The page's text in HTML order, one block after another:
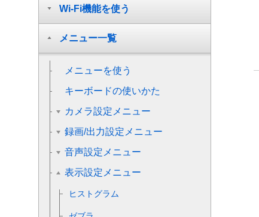
Wi-Fi機能を使う
メニュー一覧
メニューを使う
キーボードの使いかた
カメラ設定メニュー
録画/出力設定メニュー
音声設定メニュー
表示設定メニュー
ヒストグラム